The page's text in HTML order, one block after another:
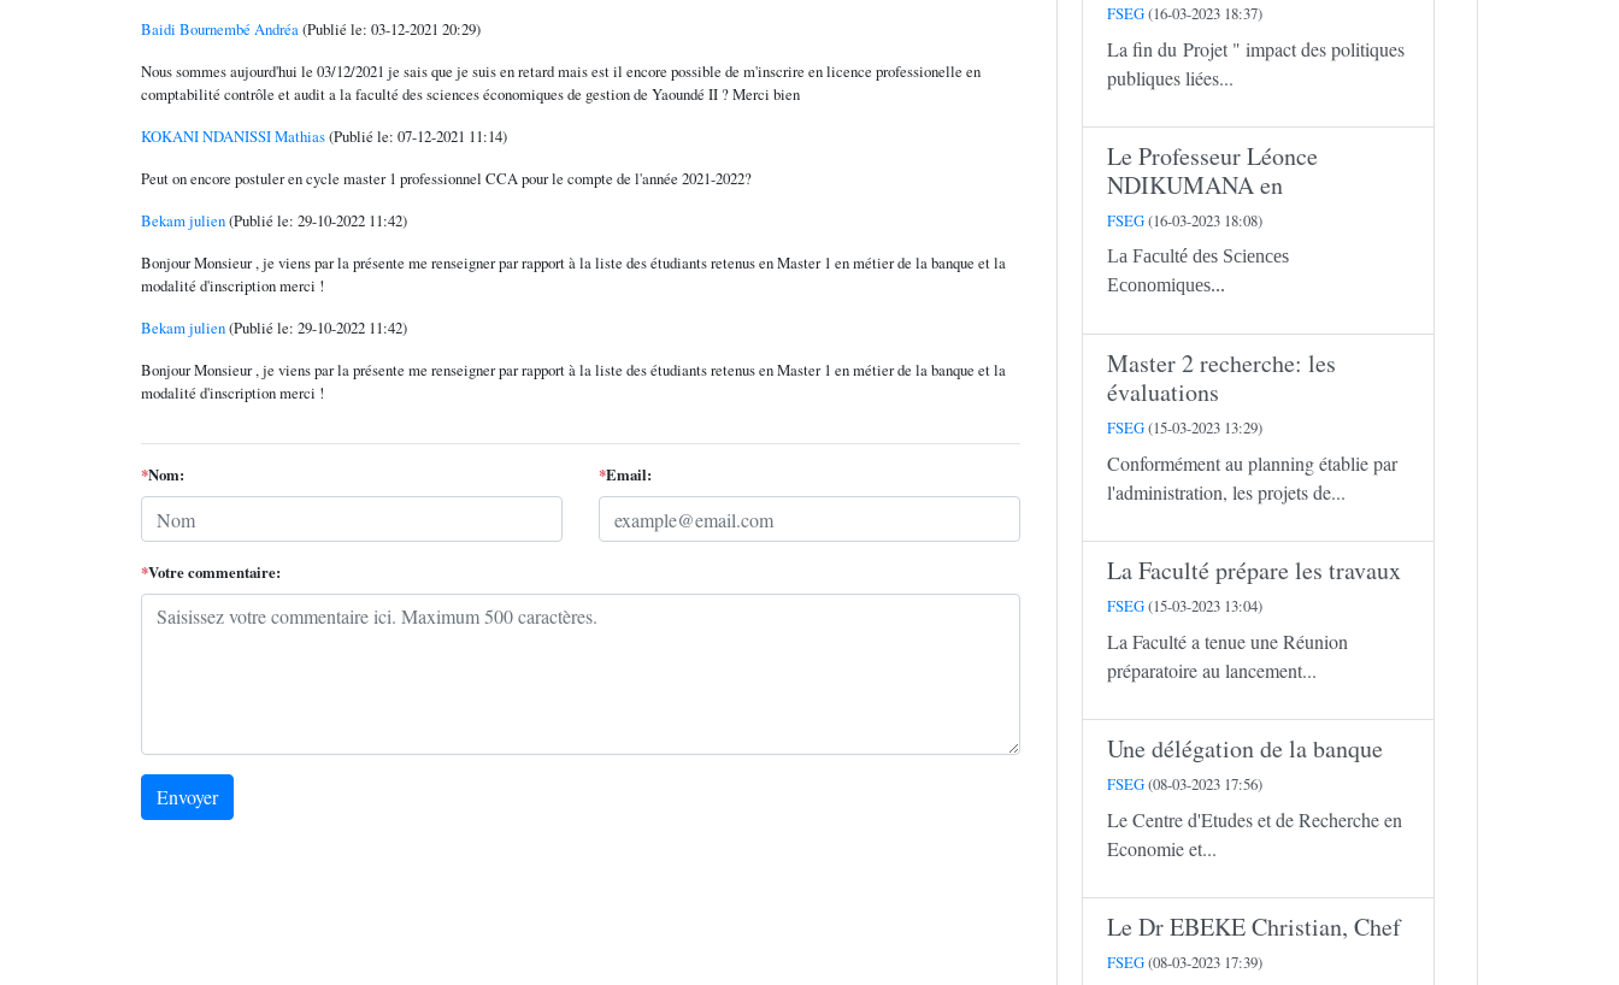
Baidi Bournembé Andréa(Publié le: 03-12-2021 20:29)
Nous sommes aujourd'hui le 03/12/2021 je sais que je suis en retard mais est il encore possible de m'inscrire en licence professionelle en
comptabilité contrôle et audit a la faculté des sciences économiques de gestion de Yaoundé II ? Merci bien
KOKANI NDANISSI Mathias(Publié le: 07-12-2021 11:14)
Peut on encore postuler en cycle master 1 professionnel CCA pour le compte de l'année 2021-2022?
Bekam julien(Publié le: 29-10-2022 11:42)
Bonjour Monsieur , je viens par la présente me renseigner par rapport à la liste des étudiants retenus en Master 1 en métier de la banque et la
modalité d'inscription merci !
Bekam julien(Publié le: 29-10-2022 11:42)
Bonjour Monsieur , je viens par la présente me renseigner par rapport à la liste des étudiants retenus en Master 1 en métier de la banque et la
modalité d'inscription merci !
*Nom: *Email:
*Votre commentaire:
Envoyer
FSEG(16-03-2023 18:37)
La fin du Projet " impact des politiques
publiques liées...
Le Professeur Léonce
NDIKUMANA en
FSEG(16-03-2023 18:08)
La Faculté des Sciences
Economiques...
Master 2 recherche: les
évaluations
FSEG(15-03-2023 13:29)
Conformément au planning établie par
l'administration, les projets de...
La Faculté prépare les travaux
FSEG(15-03-2023 13:04)
La Faculté a tenue une Réunion
préparatoire au lancement...
Une délégation de la banque
FSEG(08-03-2023 17:56)
Le Centre d'Etudes et de Recherche en
Economie et...
Le Dr EBEKE Christian, Chef
FSEG(08-03-2023 17:39)